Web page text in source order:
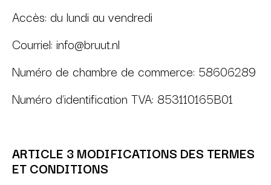
Accès: du lundi au vendredi
Courriel: info@bruut.nl
Numéro de chambre de commerce: 58606289
Numéro d'identification TVA: 853110165B01
ARTICLE 3 MODIFICATIONS DES TERMES
ET CONDITIONS